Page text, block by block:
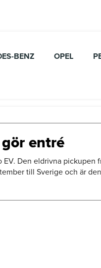
BENZ OPEL
entré
EV. Den eldrivna pickupen
till Sverige och är